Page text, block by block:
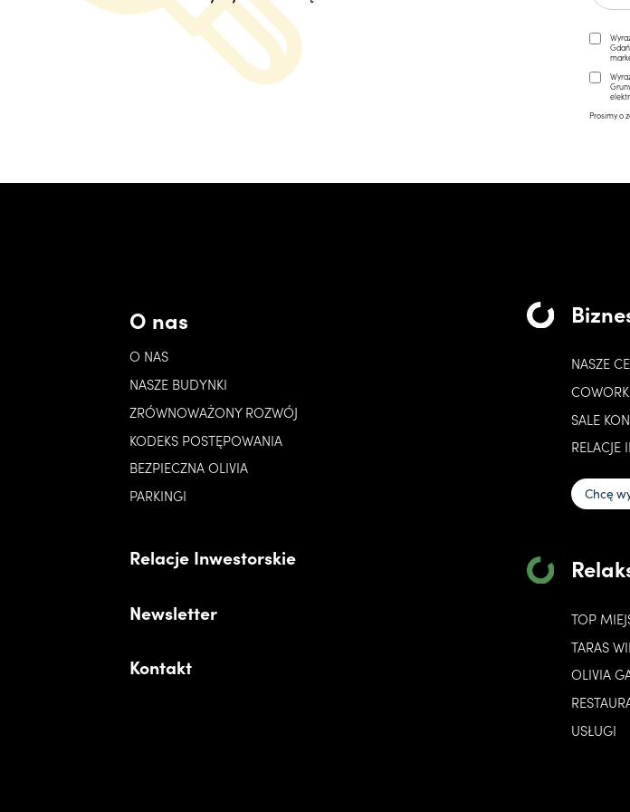
Prosimy o
O nas
O NAS
NASZE BUDYNKI
ZRÓWNOWAŻONY ROZWÓJ
KODEKS POSTĘPOWANIA
BEZPIECZNA OLIVIA
PARKINGI
Relacje Inwestorskie
Newsletter
Kontakt
NASZE
SALE
RELACJE
Chcę
TOP
TARAS
OLIVIA
USŁUGI